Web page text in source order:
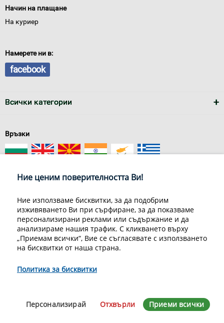
Начин на плащане
На куриер
Намерете ни в:
facebook
Всички категории
Връзки
За нас
Условия за доставка
Конфиденциалност на информацията
Общи условия
Декларация за личните данни
Често задавани въпроси
070070220
Ние ценим поверителността Ви!
Ние използваме бисквитки, за да подобрим
изживяването Ви при сърфиране, за да показваме
персонализирани реклами или съдържание и да
анализираме нашия трафик. С кликването върху
„Приемам всички“, Вие се съгласявате с използването
на бисквитки от наша страна.
Политика за бисквитки
Персонализирай Отхвърли Приеми всички